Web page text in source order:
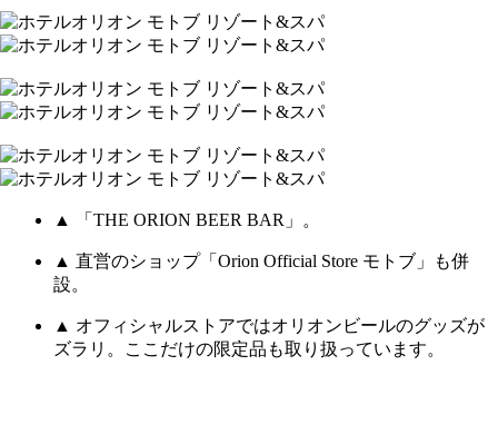
▲ 「THE ORION BEER BAR」。
▲ 直営のショップ「Orion Official Store モトブ」も併
設。
▲ オフィシャルストアではオリオンビールのグッズが
ズラリ。ここだけの限定品も取り扱っています。